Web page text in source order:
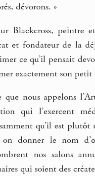
dévorons. »
Blackcross, peintre
et fondateur de la
ce qu’il pensait
exactement son
que nous appelons
qui l’exercent
qu’il est
on donner le nom
nos salons
qui soient des